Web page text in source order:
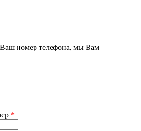
номер телефона, мы Вам
*